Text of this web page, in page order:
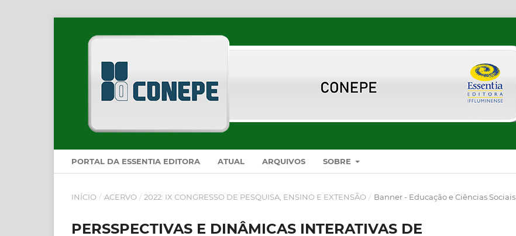
PORTAL DA ESSENTIA EDITORA ATUAL ARQUIVOS SOBRE
INÍCIO / ACERVO / 2022: IX CONGRESSO DE PESQUISA, ENSINO E EXTENSÃO / Banner - Educação e Ciências Sociais
PERSSPECTIVAS E DINÂMICAS INTERATIVAS DE